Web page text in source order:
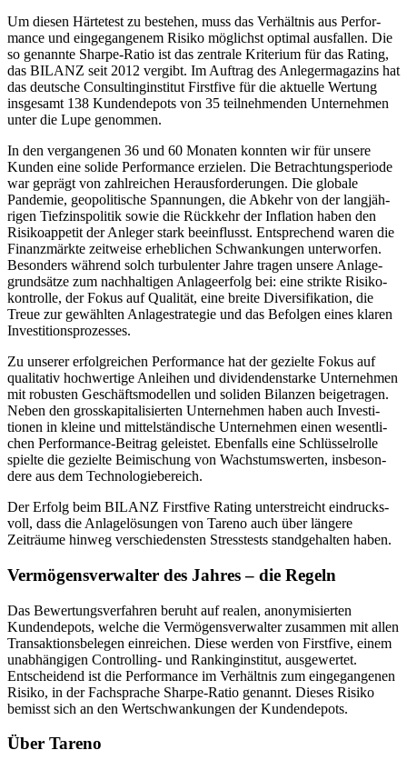
Um diesen Härte­test zu bestehen, muss das Verhältnis aus Perfor­
mance und einge­gan­genem Risiko möglichst optimal ausfallen. Die
so genannte Sharpe-Ratio ist das zentrale Krite­rium für das Rating,
das BILANZ seit 2012 vergibt. Im Auftrag des Anleger­ma­ga­zins hat
das deutsche Consul­ting­in­stitut First­five für die aktuelle Wertung
insge­samt 138 Kunden­de­pots von 35 teilneh­menden Unter­nehmen
unter die Lupe genommen.
In den vergan­genen 36 und 60 Monaten konnten wir für unsere
Kunden eine solide Perfor­mance erzielen. Die Betrach­tungs­pe­riode
war geprägt von zahlrei­chen Heraus­for­de­rungen. Die globale
Pandemie, geopo­li­ti­sche Spannungen, die Abkehr von der langjäh­
rigen Tiefzins­po­litik sowie die Rückkehr der Infla­tion haben den
Risiko­ap­petit der Anleger stark beein­flusst. Entspre­chend waren die
Finanz­märkte zeitweise erheb­li­chen Schwan­kungen unter­worfen.
Beson­ders während solch turbu­lenter Jahre tragen unsere Anlage­
grund­sätze zum nachhal­tigen Anlage­er­folg bei: eine strikte Risiko­
kon­trolle, der Fokus auf Qualität, eine breite Diver­si­fi­ka­tion, die
Treue zur gewählten Anlage­stra­tegie und das Befolgen eines klaren
Investi­ti­ons­pro­zesses.
Zu unserer erfolg­rei­chen Perfor­mance hat der gezielte Fokus auf
quali­tativ hochwer­tige Anleihen und dividen­den­starke Unter­nehmen
mit robusten Geschäfts­mo­dellen und soliden Bilanzen beigetragen.
Neben den gross­ka­pi­ta­li­sierten Unter­nehmen haben auch Investi­
tionen in kleine und mittel­stän­di­sche Unter­nehmen einen wesent­li­
chen Perfor­mance-Beitrag gelei­stet. Ebenfalls eine Schlüs­sel­rolle
spielte die gezielte Beimi­schung von Wachs­tums­werten, insbe­son­
dere aus dem Techno­lo­gie­be­reich.
Der Erfolg beim BILANZ First­five Rating unter­streicht eindrucks­
voll, dass die Anlage­lö­sungen von Tareno auch über längere
Zeiträume hinweg verschie­den­sten Stress­tests stand­ge­halten haben.
Vermö­gens­ver­walter des Jahres – die Regeln
Das Bewer­tungs­ver­fahren beruht auf realen, anony­mi­sierten
Kunden­de­pots, welche die Vermö­gens­ver­walter zusammen mit allen
Trans­ak­ti­ons­be­legen einrei­chen. Diese werden von First­five, einem
unabhän­gigen Control­ling- und Ranking­in­stitut, ausge­wertet.
Entschei­dend ist die Perfor­mance im Verhältnis zum einge­gan­genen
Risiko, in der Fachsprache Sharpe-Ratio genannt. Dieses Risiko
bemisst sich an den Wertschwan­kungen der Kunden­de­pots.
Über Tareno